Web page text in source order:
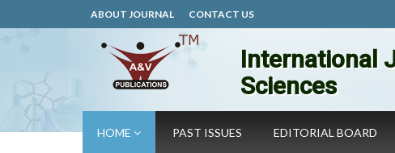
ABOUT JOURNAL CONTACT US
International
Sciences
HOME PAST ISSUES EDITORIAL BOARD